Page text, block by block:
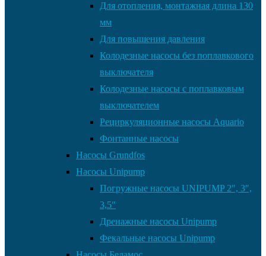
Для отопления, монтажная длина 130
мм
Для повышения давления
Колодезные насосы без поплавкового
выключателя
Колодезные насосы с поплавковым
выключателем
Рециркуляционные насосы Aquario
Фонтанные насосы
Насосы Grundfos
Насосы Unipump
Погружные насосы UNIPUMP 2″, 3″,
3,5″
Дренажные насосы Unipump
Фекальные насосы Unipump